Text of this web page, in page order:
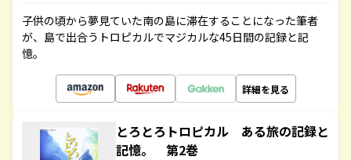
子供の頃から夢見ていた南の島に滞在することになった筆者
が、島で出合うトロピカルでマジカルな45日間の記録と記
憶。
詳細を見る
とろとろトロピカル ある旅の記録と
記憶。 第2巻